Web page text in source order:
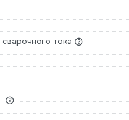
тока